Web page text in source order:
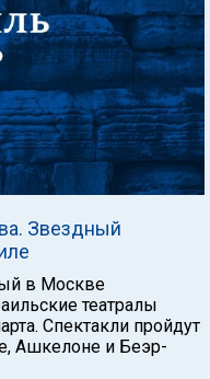
Звездный
в Москве
театралы
Спектакли пройдут
Ашкелоне и Беэр-